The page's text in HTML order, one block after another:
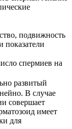
подвижность
показатели
спермиев на
развитый
В случае
совершает
имеет
для